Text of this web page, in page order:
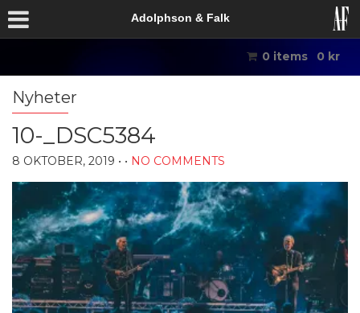
Adolphson & Falk
0 items 0 kr
Nyheter
10-_DSC5384
8 OKTOBER, 2019 • • NO COMMENTS